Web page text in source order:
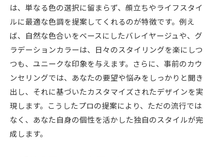
は、単なる色の選択に留まらず、顔立ちやライフスタイ
ルに最適な色調を提案してくれるのが特徴です。例え
ば、自然な色合いをベースにしたバレイヤージュや、グ
ラデーションカラーは、日々のスタイリングを楽にしつ
つも、ユニークな印象を与えます。さらに、事前のカウ
ンセリングでは、あなたの要望や悩みをしっかりと聞き
出し、それに基づいたカスタマイズされたデザインを実
現します。こうしたプロの提案により、ただの流行では
なく、あなた自身の個性を活かした独自のスタイルが完
成します。